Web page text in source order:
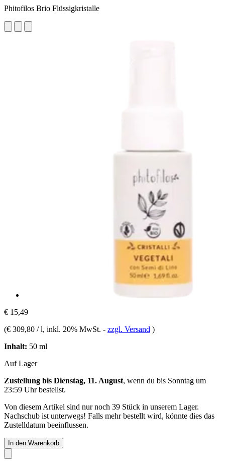
Phitofilos Brio Flüssigkristalle
€ 15,49
(€ 309,80 / l, inkl. 20% MwSt. - zzgl. Versand )
Inhalt: 50 ml
Auf Lager
Zustellung bis Dienstag, 11. August, wenn du bis Sonntag um
23:59 Uhrbestellst.
Von diesem Artikel sind nur noch 39 Stück in unserem Lager.
Nachschub ist unterwegs! Falls mehr bestellt wird, könnte dies das
Zustelldatum beeinflussen.
In den Warenkorb